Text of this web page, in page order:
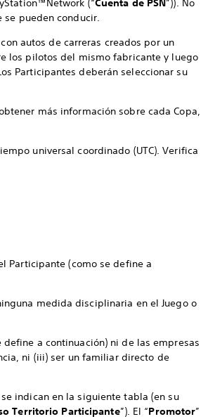
(“Cuenta de PSN”)). No
pueden conducir.
autos de carreras creados por un
los pilotos del mismo fabricante y luego
Participantes deberán seleccionar su
más información sobre cada Copa,
universal coordinado (UTC). Verifica
Participante (como se define a
medida disciplinaria en el Juego o
a continuación) ni de las empresas
ni (iii) ser un familiar directo de
indican en la siguiente tabla (en su
o Territorio Participante”). El “Promotor”